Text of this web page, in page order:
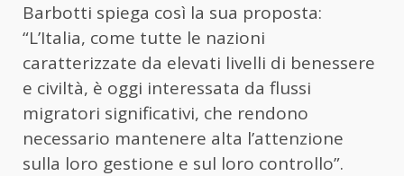
Barbotti spiega così la sua proposta:
“L’Italia, come tutte le nazioni
caratterizzate da elevati livelli di benessere
e civiltà, è oggi interessata da flussi
migratori significativi, che rendono
necessario mantenere alta l’attenzione
sulla loro gestione e sul loro controllo”.